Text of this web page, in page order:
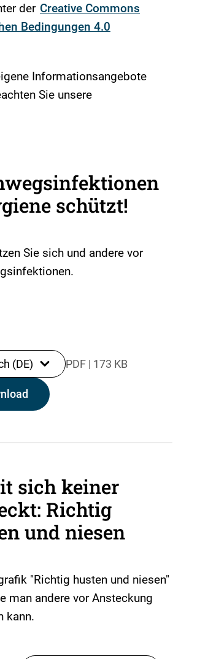
der Creative Commons
Bedingungen 4.0
Informationsangebote
Sie unsere
schützt!
Sie sich und andere vor
(DE) PDF | 173 KB
sich keiner
Richtig
und niesen
"Richtig husten und niesen"
man andere vor Ansteckung
kann.